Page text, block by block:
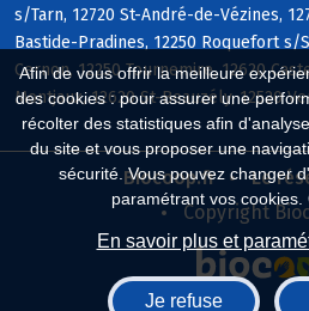
Afin de vous offrir la meilleure
des cookies : pour assurer une
récolter des statistiques afin
du site et vous proposer une
sécurité. Vous pouvez changer
paramétrant vos cookies.
En savoir plus et
Je refuse
s/Tarn, 12720 St-André-de-Vézines,
Bastide-Pradines, 12250 Roquefort s/
Cernon, 12250 Tournemire, 12620
Montjaux, 12620 St-Beauzély, 12520
Biocoop.fr
Le
Copyright